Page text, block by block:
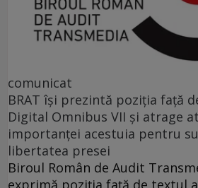
comunicat
BRAT își prezintă poziția față
Digital Omnibus VII și atrage
importanței acestuia pentru
libertatea presei
Biroul Român de Audit
exprimă poziția față de textul